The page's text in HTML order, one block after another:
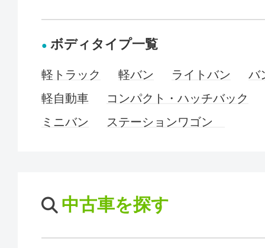
ボディタイプ一覧
軽トラック 軽バン ライトバン
バ
軽自動車
コンパクト・ハッチバック
ミニバン
ステーションワゴン
中古車を探す